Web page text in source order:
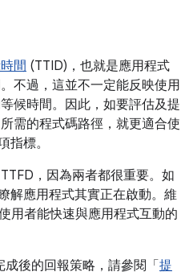
間 (TTID)，也就是應用程式
不過，這並不一定能反映使用
候時間。因此，如要評估及提
需的程式碼路徑，就更適合使
指標。
，因為兩者都很重要。如
解應用程式其實正在啟動。維
用者能快速與應用程式互動的
後的回報策略，請參閱「 提